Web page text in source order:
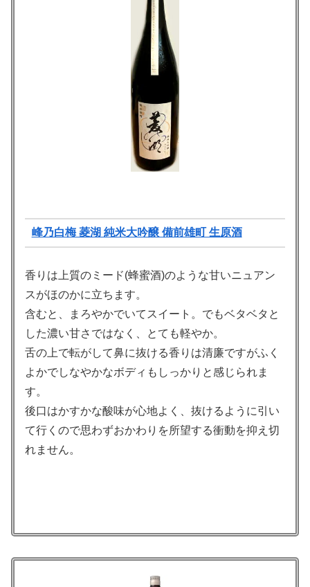
峰乃白梅 菱湖 純米大吟醸 備前雄町 生原酒
香りは上質のミード(蜂蜜酒)のような甘いニュアン
スがほのかに立ちます。
含むと、まろやかでいてスイート。でもベタベタと
した濃い甘さではなく、とても軽やか。
舌の上で転がして鼻に抜ける香りは清廉ですがふく
よかでしなやかなボディもしっかりと感じられま
す。
後口はかすかな酸味が心地よく、抜けるように引い
て行くので思わずおかわりを所望する衝動を抑え切
れません。